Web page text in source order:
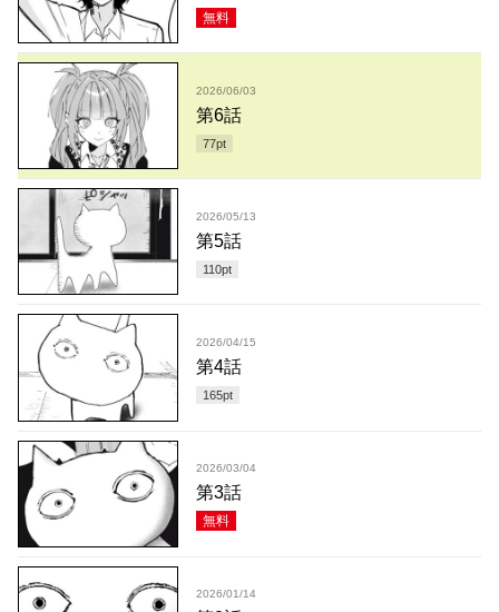
無料
2026/06/03
第6話
77pt
2026/05/13
第5話
110pt
2026/04/15
第4話
165pt
2026/03/04
第3話
無料
2026/01/14